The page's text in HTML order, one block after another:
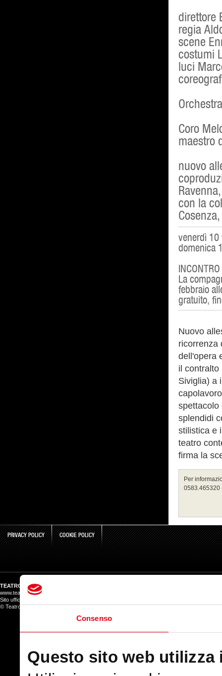
Consenso
Questo sito web utilizza
direttore
regia
scene
costumi
luci
Coro
maestro
nuovo
con la
venerdì 10
domenica
La
febbraio
gratuito,
Nuovo
ricorrenza
dell'opera
il contralto
Siviglia) a
spettacolo
splendidi
stilistica e
teatro
firma la
Per
0583.465320
PRIVACY POLICY COOKIE POLICY
TEATRO DEL GIGLIO
www.teatrodelgiglio.it
Sito ufficiale del Teatro del Giglio ATG
© Teatro del Giglio salvo ove diversamente indicato